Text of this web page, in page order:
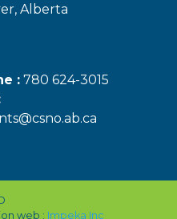
Alberta
: 780 624-3015
web : Impeka Inc